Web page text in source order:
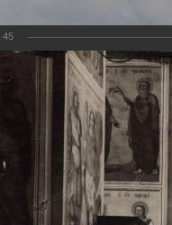
45